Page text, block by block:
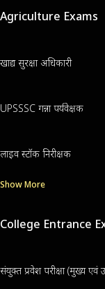
Agriculture Exams
खाद्य सुरक्षा अधिकारी
UPSSSC गन्ना पर्यवेक्षक
लाइव स्टॉक निरीक्षक
Show More
College Entrance
संयुक्त प्रवेश परीक्षा (मुख्य एवं